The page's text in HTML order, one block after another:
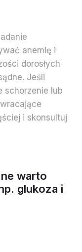
anemię i
dorosłych
Jeśli
schorzenie lub
i skonsultuj
warto
glukoza i